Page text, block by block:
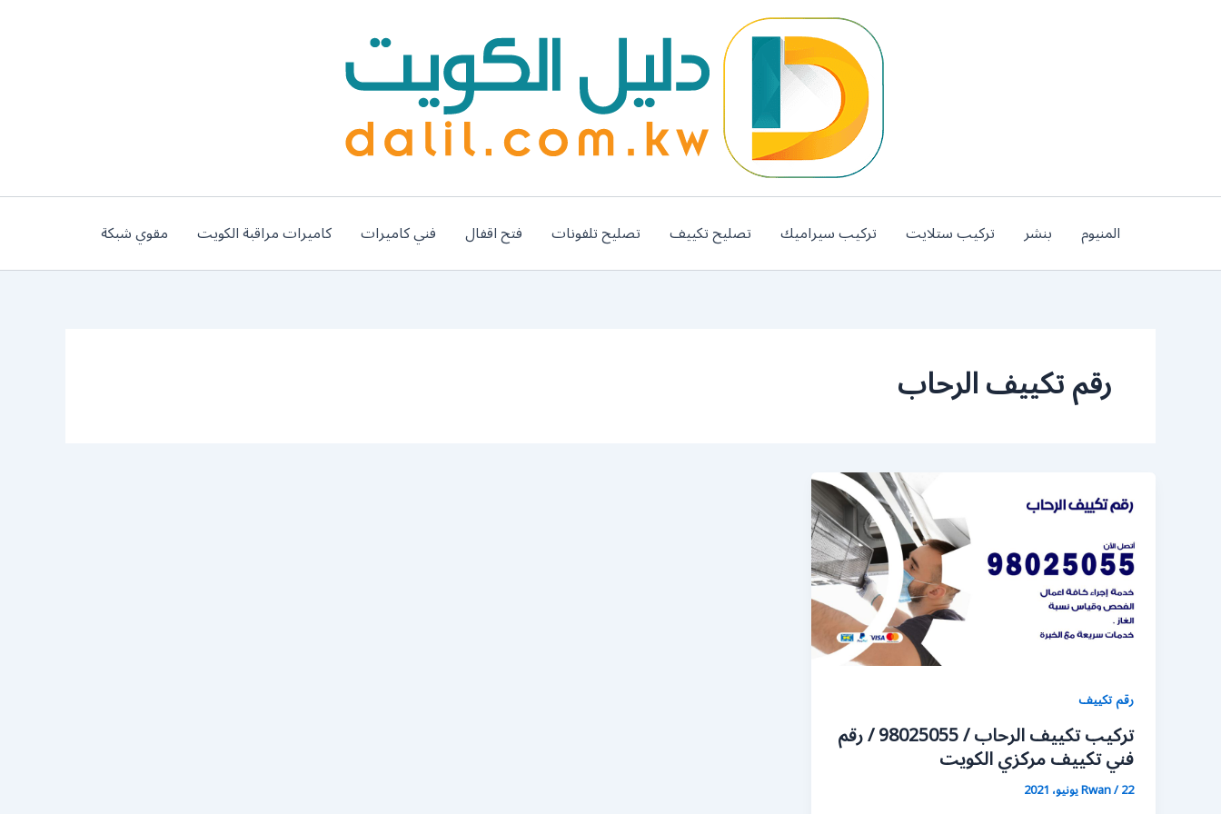
المنيوم بنشر تركيب ستلايت تركيب سيراميك تصليح تكييف تصليح تلفونات فتح اقفال فني كاميرات كاميرات مراقبة الكويت مقوي شبكة
رقم تكييف الرحاب
رقم تكييف
تركيب تكييف الرحاب / 98025055 / رقم
فني تكييف مركزي الكويت
Rwan/22 يونيو، 2021